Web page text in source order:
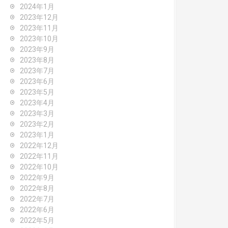
2024年1月
2023年12月
2023年11月
2023年10月
2023年9月
2023年8月
2023年7月
2023年6月
2023年5月
2023年4月
2023年3月
2023年2月
2023年1月
2022年12月
2022年11月
2022年10月
2022年9月
2022年8月
2022年7月
2022年6月
2022年5月